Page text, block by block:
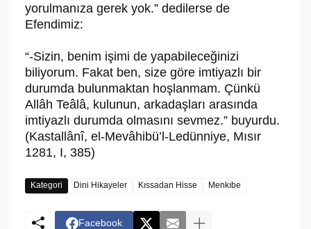
yorulmanıza gerek yok.” dedilerse de
Efendimiz:
“-Sizin, benim işimi de yapabileceğinizi
biliyorum. Fakat ben, size göre imtiyazlı bir
durumda bulunmaktan hoşlanmam. Çünkü
Allâh Teâlâ, kulunun, arkadaşları arasında
imtiyazlı durumda olmasını sevmez.” buyurdu.
(Kastallânî, el-Mevâhibü’l-Ledünniye, Mısır
1281, I, 385)
Kategori Dini Hikayeler Kıssadan Hisse Menkıbe
Facebook